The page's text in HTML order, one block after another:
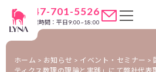
047-701-5526
営業時間：平日9:00~18:00
ホーム > お知らせ > イベント・セミナー >